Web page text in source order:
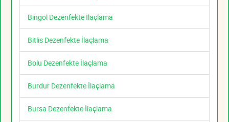
Bingöl Dezenfekte İlaçlama
Bitlis Dezenfekte İlaçlama
Bolu Dezenfekte İlaçlama
Burdur Dezenfekte İlaçlama
Bursa Dezenfekte İlaçlama